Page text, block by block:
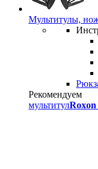
Мультитулы,
Рекомендуем
мультитул